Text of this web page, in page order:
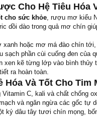
Cho Hệ Tiêu Hóa
cho sức khỏe, rượu mơ kiểu
dồi dào trong quả mơ chín
hoặc mơ má đào chín
sạch phần cùi cuống đen
xen kẽ từng lớp vào bình
ra hoàn toàn.
Hóa Và Tốt Cho Tim
C, kali và chất chống
và ngăn ngừa các gốc tự
ký dâu tây tươi chín mọng,